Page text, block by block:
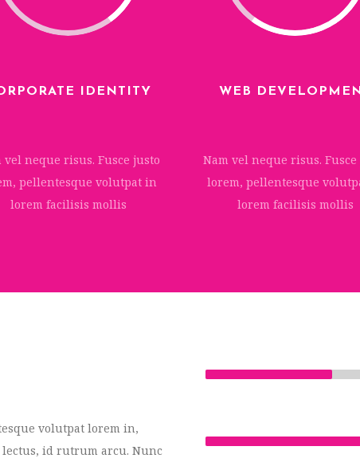
IDENTITY
vel neque risus. Fusce justo
pellentesque volutpat in
lorem facilisis mollis
WEB
Nam vel neque risus. Fusce
lorem, pellentesque
lorem facilisis mollis
volutpat lorem in,
id rutrum arcu. Nunc